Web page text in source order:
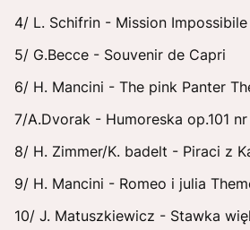
4/ L. Schifrin - Mission Impossibile
5/ G.Becce - Souvenir de Capri
6/ H. Mancini - The pink Panter
7/A.Dvorak - Humoreska op.101
8/ H. Zimmer/K. badelt - Piraci z
9/ H. Mancini - Romeo i julia
10/ J. Matuszkiewicz - Stawka